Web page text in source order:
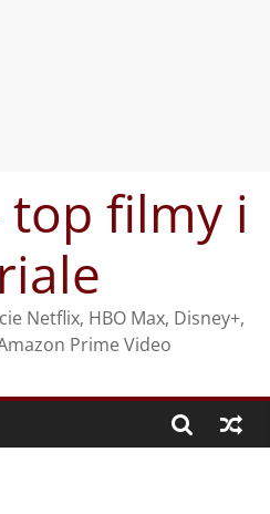
top filmy i
Netflix, HBO Max, Disney+,
Prime Video